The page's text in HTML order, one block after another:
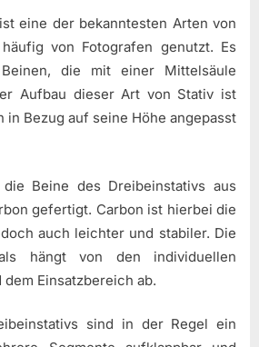
eine der bekanntesten Arten von
von Fotografen genutzt. Es
die mit einer Mittelsäule
Aufbau dieser Art von Stativ ist
in Bezug auf seine Höhe angepasst
Beine des Dreibeinstativs aus
gefertigt. Carbon ist hierbei die
auch leichter und stabiler. Die
hängt von den individuellen
Einsatzbereich ab.
sind in der Regel ein